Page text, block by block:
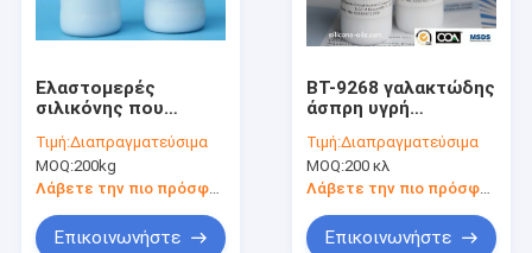
Ελαστομερές
σιλικόνης που
πολυμερή αναστολή
για την κρέμα BT-
9268 ματιών
Τιμή:Διαπραγματεύσιμα
MOQ:200kg
Λάβετε την πιο πρόσφατη τιμή
Επικοινωνήστε
BT-9268 γαλακτώδης
άσπρη υγρή
ελαστομερούς
σιλικόνης με την
μαλακός-εστίαση και
Τιμή:Διαπραγματεύσιμα
MOQ:200 κλ
Λάβετε την πιο πρόσφατη τιμή
Επικοινωνήστε